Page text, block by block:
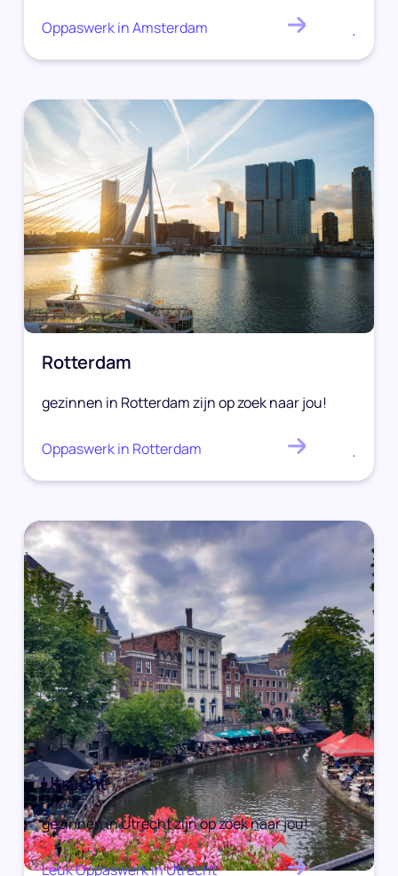
Oppaswerk in Amsterdam .
Rotterdam
gezinnen in Rotterdam zijn op zoek naar jou!
Oppaswerk in Rotterdam .
Utrecht
gezinnen in Utrecht zijn op zoek naar jou!
Leuk Oppaswerk in Utrecht .